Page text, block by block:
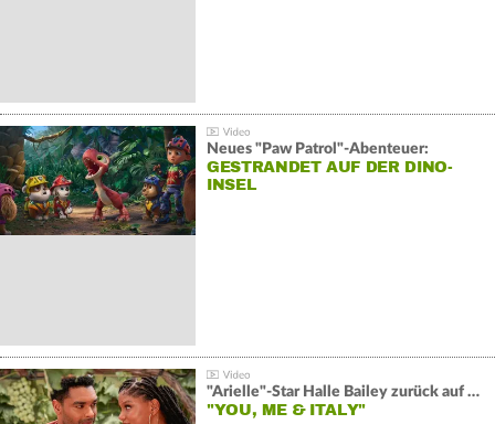
Neues "Paw Patrol"-Abenteuer:
GESTRANDET AUF DER DINO-
INSEL
"Arielle"-Star Halle Bailey zurück auf der Leinwand:
"YOU, ME & ITALY"